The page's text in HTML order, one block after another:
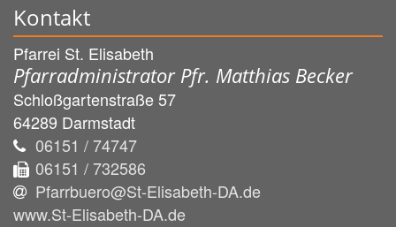
Kontakt
Pfarrei St. Elisabeth
Pfarradministrator Pfr. Matthias Becker
Schloßgartenstraße 57
64289 Darmstadt
06151 / 74747
06151 / 732586
Pfarrbuero@St-Elisabeth-DA.de
www.St-Elisabeth-DA.de